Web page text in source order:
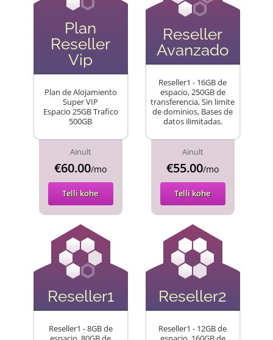
Plan
Reseller
Vip
Plan de Alojamiento
Super VIP
Espacio 25GB Trafico
500GB
Ainult
€60.00/mo
Telli kohe
Reseller
Avanzado
Reseller1 - 16GB de
espacio, 250GB de
transferencia, Sin limite
de dominios, Bases de
datos ilimitadas.
Ainult
€55.00/mo
Telli kohe
Reseller1
Reseller1 - 8GB de
Reseller2
Reseller1 - 12GB de